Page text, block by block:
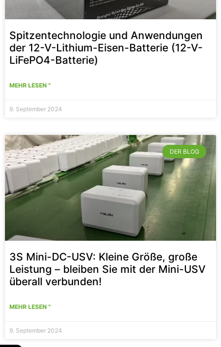
Spitzentechnologie und Anwendungen
der 12-V-Lithium-Eisen-Batterie (12-V-
LiFePO4-Batterie)
MEHR LESEN "
9. September 2024
DER BLOG
3S Mini-DC-USV: Kleine Größe, große
Leistung – bleiben Sie mit der Mini-USV
überall verbunden!
MEHR LESEN "
9. September 2024